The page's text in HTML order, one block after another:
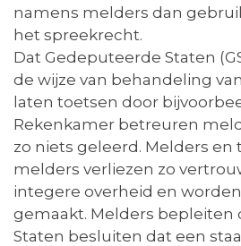
namens melders dan
het spreekrecht.
Dat Gedeputeerde Staten
de wijze van behandeling
laten toetsen door
Rekenkamer betreuren
zo niets geleerd. Melders
melders verliezen zo
integere overheid en
gemaakt. Melders bepleiten
Staten besluiten dat een